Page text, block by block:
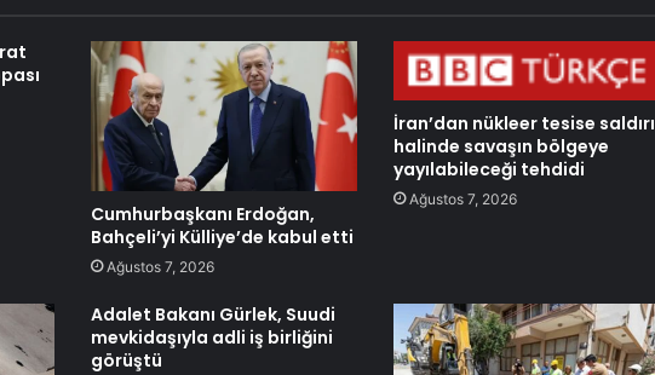
Cumhurbaşkanı Erdoğan,
Bahçeli’yi Külliye’de kabul etti
Ağustos 7, 2026
İran’dan nükleer tesise saldırı
halinde savaşın bölgeye
yayılabileceği tehdidi
Ağustos 7, 2026
Adalet Bakanı Gürlek, Suudi
mevkidaşıyla adli iş birliğini
görüştü